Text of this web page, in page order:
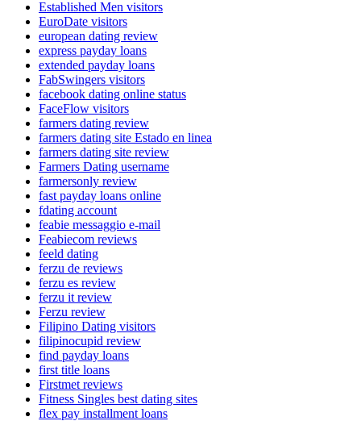
Established Men visitors
EuroDate visitors
european dating review
express payday loans
extended payday loans
FabSwingers visitors
facebook dating online status
FaceFlow visitors
farmers dating review
farmers dating site Estado en linea
farmers dating site review
Farmers Dating username
farmersonly review
fast payday loans online
fdating account
feabie messaggio e-mail
Feabiecom reviews
feeld dating
ferzu de reviews
ferzu es review
ferzu it review
Ferzu review
Filipino Dating visitors
filipinocupid review
find payday loans
first title loans
Firstmet reviews
Fitness Singles best dating sites
flex pay installment loans